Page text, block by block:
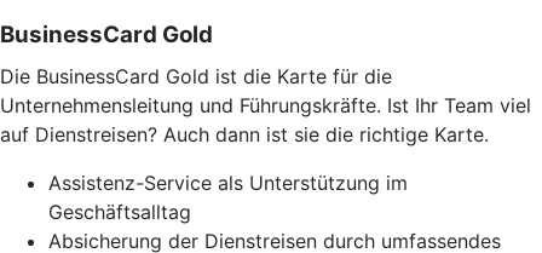
BusinessCard Gold
Die BusinessCard Gold ist die Karte für die
Unternehmensleitung und Führungskräfte. Ist Ihr Team viel
auf Dienstreisen? Auch dann ist sie die richtige Karte.
Assistenz-Service als Unterstützung im
Geschäftsalltag
Absicherung der Dienstreisen durch umfassendes